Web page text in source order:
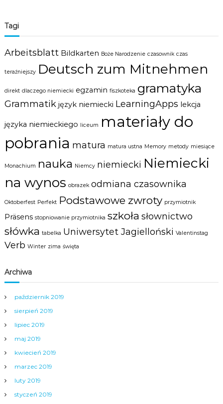
Tagi
Arbeitsblatt Bildkarten Boże Narodzenie czasownik czas
teraźniejszy Deutsch zum Mitnehmen
direkt dlaczego niemiecki egzamin fiszkoteka gramatyka
Grammatik język niemiecki LearningApps lekcja
języka niemieckiego liceum
materiały do
pobrania matura matura ustna Memory metody miesiące
Monachium nauka Niemcy niemiecki Niemiecki
na wynos obrazek odmiana czasownika
Oktoberfest Perfekt Podstawowe zwroty przymiotnik
Präsens stopniowanie przymiotnika szkoła słownictwo
słówka tabelka Uniwersytet Jagielloński Valentinstag
Verb Winter zima święta
Archiwa
październik 2019
sierpień 2019
lipiec 2019
maj 2019
kwiecień 2019
marzec 2019
luty 2019
styczeń 2019